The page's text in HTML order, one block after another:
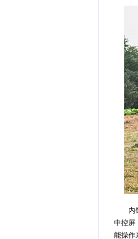
内饰
中控屏
能操作